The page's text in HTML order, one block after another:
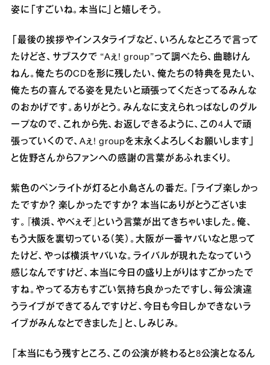
姿に「すごいね。本当に」と嬉しそう。
「最後の挨拶やインスタライブなど、いろんなところで⾔って
たけどさ、サブスクで “Aぇ! group”って調べたら、曲聴けん
ねん。俺たちのCDを形に残したい、俺たちの特典を⾒たい、
俺たちの喜んでる姿を⾒たいと頑張ってくださってるみんな
のおかげです。ありがとう。みんなに⽀えられっぱなしのグル
ープなので、これから先、お返しできるように、この4⼈で頑
張っていくので、Aぇ! groupを末永くよろしくお願いします」
と佐野さんからファンへの感謝の⾔葉があふれまくり。
紫⾊のペンライトが灯ると⼩島さんの番だ。「ライブ楽しかっ
たですか？ 楽しかったですか？ 本当にありがとうございま
す。『横浜、やべぇぞ』という⾔葉が出てきちゃいました。俺、
もう⼤阪を裏切っている（笑）。⼤阪が⼀番ヤバいなと思って
たけど、やっぱ横浜ヤバいな。ライバルが現れたなっていう
感じなんですけど、本当に今⽇の盛り上がりはすごかったで
すね。やってる⽅もすごい気持ち良かったですし、毎公演違
うライブができてるんですけど、今⽇も今⽇しかできないラ
イブがみんなとできました」と、しみじみ。
「本当にもう残すところ、この公演が終わると8公演となるん